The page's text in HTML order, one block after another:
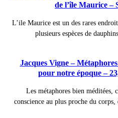
de l’île Maurice –
L’ile Maurice est un des rares
plusieurs espèces de
Jacques Vigne –
pour notre époque –
Les métaphores bien méditées,
conscience au plus proche du